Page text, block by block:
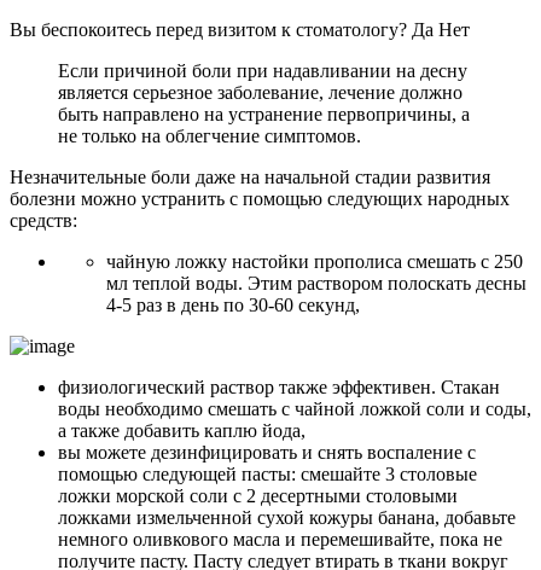
Вы беспокоитесь перед визитом к стоматологу? Да Нет
Если причиной боли при надавливании на десну
является серьезное заболевание, лечение должно
быть направлено на устранение первопричины, а
не только на облегчение симптомов.
Незначительные боли даже на начальной стадии развития
болезни можно устранить с помощью следующих народных
средств:
чайную ложку настойки прополиса смешать с 250
мл теплой воды. Этим раствором полоскать десны
4-5 раз в день по 30-60 секунд,
физиологический раствор также эффективен. Стакан
воды необходимо смешать с чайной ложкой соли и соды,
а также добавить каплю йода,
вы можете дезинфицировать и снять воспаление с
помощью следующей пасты: смешайте 3 столовые
ложки морской соли с 2 десертными столовыми
ложками измельченной сухой кожуры банана, добавьте
немного оливкового масла и перемешивайте, пока не
получите пасту. Пасту следует втирать в ткани вокруг